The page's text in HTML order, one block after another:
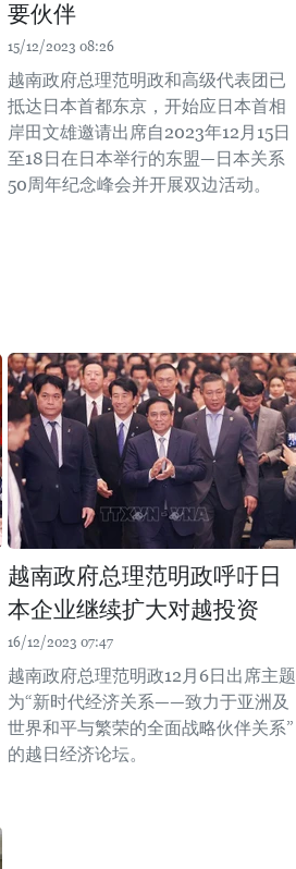
要伙伴
15/12/2023 08:26
越南政府总理范明政和高级代表团已
抵达日本首都东京，开始应日本首相
岸田文雄邀请出席自2023年12月15日
至18日在日本举行的东盟—日本关系
50周年纪念峰会并开展双边活动。
越南政府总理范明政呼吁日
本企业继续扩大对越投资
16/12/2023 07:47
越南政府总理范明政12月6日出席主题
为“新时代经济关系——致力于亚洲及
世界和平与繁荣的全面战略伙伴关系”
的越日经济论坛。